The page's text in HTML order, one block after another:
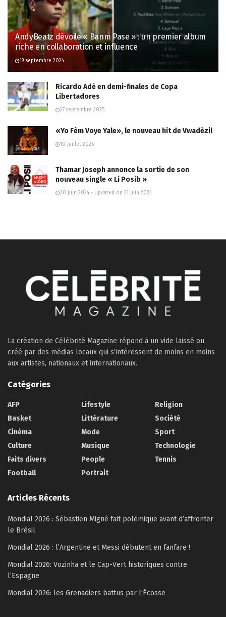
AndyBeatz dévoile « Banm Pase » : un premier album
riche en collaboration et influence
18 septembre 2024
Ricardo Adé en demi-finales de Copa
Libertadores
27 septembre 2025
«Yo Fèm Voye Yale», le nouveau hit de Vwadèzil
10 juillet 2025
Thamar Joseph annonce la sortie de son
nouveau single « Li Posib »
20 juin 2024 - Updated on 21 juin 2024
La création de Célébrité Magazine répond à un vide laissé ou
créé par des médias locaux qui s’intéressent de moins en moins
aux artistes, nationaux et internationaux.
Catégories
AFP
Basket
Cinéma
Culture
Faits divers
Football
Lifestyle
Littérature
Mode
Musique
People
Portrait
Religion
Société
Sport
Technologie
Tennis
Articles Récents
Mondial 2026 : Sébastien Migné fait polémique avant d’affronter
le Brésil
Mondial 2026 : l’Argentine et Messi débutent en fanfare !
Mondial 2026: Vozinha et le Cap-Vert historiques contre
l’Espagne
Mondial 2026: les Grenadiers battus par l’Écosse